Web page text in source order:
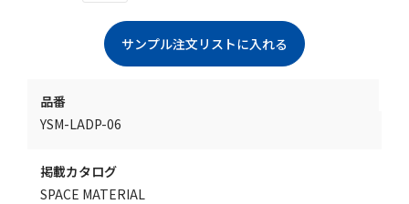
品番
YSM-LADP-06
掲載カタログ
SPACE MATERIAL